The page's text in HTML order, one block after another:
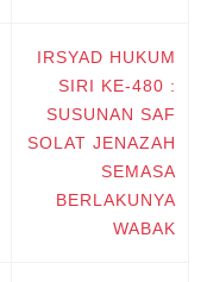
IRSYAD HUKUM
SIRI KE-480 :
SUSUNAN SAF
SOLAT JENAZAH
SEMASA
BERLAKUNYA
WABAK